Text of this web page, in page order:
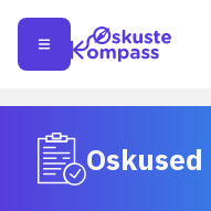
Oskused